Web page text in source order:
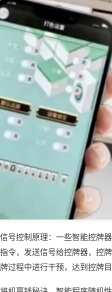
号控制原理：一些智能控牌
令，发送信号给控牌器，控
过程中进行干预，达到控牌目